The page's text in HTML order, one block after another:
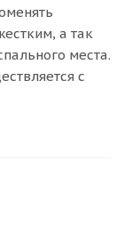
а так
места.
с